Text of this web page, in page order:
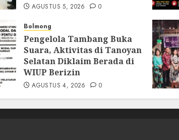
AGUSTUS 5, 2026 0
Bolmong
Pengelola Tambang Buka
Suara, Aktivitas di Tanoyan
Selatan Diklaim Berada di
WIUP Berizin
AGUSTUS 4, 2026 0